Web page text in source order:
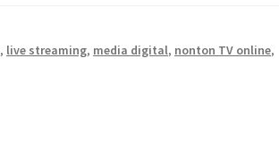
, live streaming, media digital, nonton TV online,